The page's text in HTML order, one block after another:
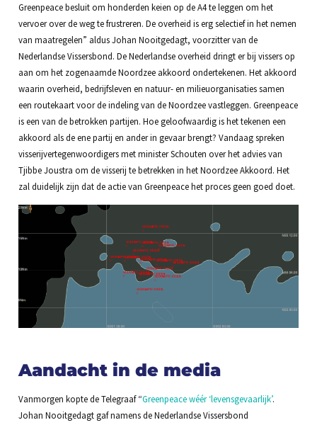
Greenpeace besluit om honderden keien op de A4 te leggen om het
vervoer over de weg te frustreren. De overheid is erg selectief in het nemen
van maatregelen” aldus Johan Nooitgedagt, voorzitter van de
Nederlandse Vissersbond. De Nederlandse overheid dringt er bij vissers op
aan om het zogenaamde Noordzee akkoord ondertekenen. Het akkoord
waarin overheid, bedrijfsleven en natuur- en milieuorganisaties samen
een routekaart voor de indeling van de Noordzee vastleggen. Greenpeace
is een van de betrokken partijen. Hoe geloofwaardig is het tekenen een
akkoord als de ene partij en ander in gevaar brengt? Vandaag spreken
visserijvertegenwoordigers met minister Schouten over het advies van
Tjibbe Joustra om de visserij te betrekken in het Noordzee Akkoord. Het
zal duidelijk zijn dat de actie van Greenpeace het proces geen goed doet.
Aandacht in de media
Vanmorgen kopte de Telegraaf “Greenpeace wéér ‘levensgevaarlijk’.
Johan Nooitgedagt gaf namens de Nederlandse Vissersbond